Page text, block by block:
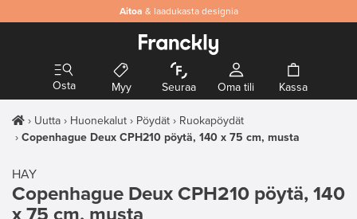
Aitoa & laadukasta designia
Osta Myy Seuraa Oma tili Kassa
Uutta Huonekalut Pöydät
Ruokapöydät
Copenhague Deux CPH210 pöytä, 140 x 75 cm, musta
HAY
Copenhague Deux CPH210 pöytä, 140